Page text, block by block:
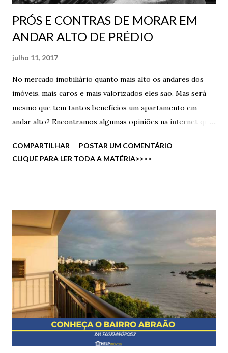
PRÓS E CONTRAS DE MORAR EM
ANDAR ALTO DE PRÉDIO
julho 11, 2017
No mercado imobiliário quanto mais alto os andares dos
imóveis, mais caros e mais valorizados eles são. Mas será
mesmo que tem tantos benefícios um apartamento em
andar alto? Encontramos algumas opiniões na internet que
andar alto, a sensação de ver toda a cidade e até dar uma
espiada em como está o trânsito sem ter que olhar nenhum
corredores, também sem salões de festas, playgrounds e
salões de jogos acaba sendo raro ter barulho de crianças
brincando, a não ser que o vizinho tenha muitos filhos. E
quem mora nos andares mais altos de um apartamento tem
menos efeito na estrutura do imóvel pois recebem menos
impacto de encanamento e pressão da água, por exemplo,
adiando o número de reformas no imóvel. Afinal, até agora
só temos prós em poder morar em andares altos! E...
COMPARTILHAR
POSTAR UM COMENTÁRIO
CLIQUE PARA LER TODA A MATÉRIA>>>>